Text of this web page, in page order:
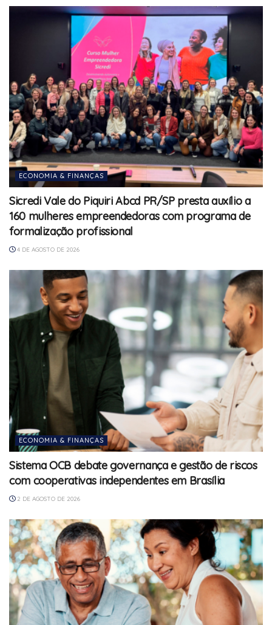
ECONOMIA & FINANÇAS
Sicredi Vale do Piquiri Abcd PR/SP presta auxílio a
160 mulheres empreendedoras com programa de
formalização profissional
4 DE AGOSTO DE 2026
ECONOMIA & FINANÇAS
Sistema OCB debate governança e gestão de riscos
com cooperativas independentes em Brasília
2 DE AGOSTO DE 2026